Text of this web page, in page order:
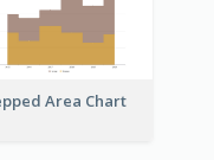
Area Chart